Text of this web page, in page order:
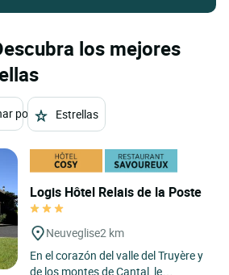
los mejores
por Estrellas
Logis Hôtel Relais de la Poste
Neuveglise2 km
En el corazón del valle del Truyère y
de los montes de Cantal, le